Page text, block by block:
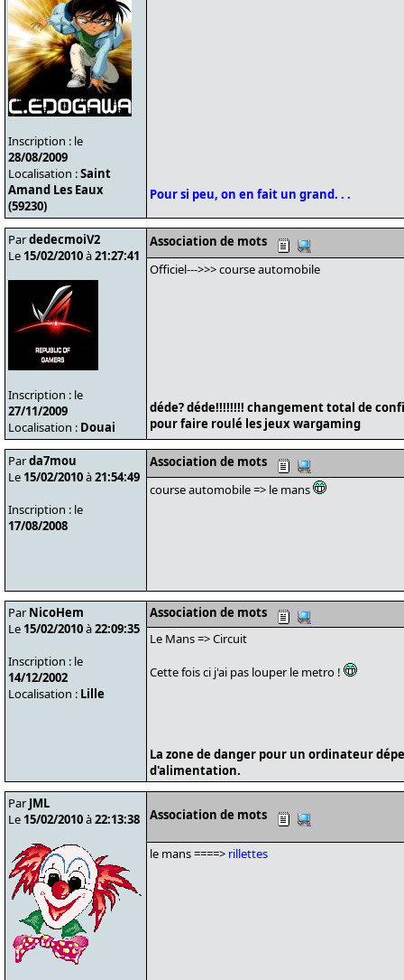
Inscription : le
28/08/2009
Localisation :Saint
Amand Les Eaux
(59230)
Pour si peu, on en fait un grand. . .
PardedecmoiV2
Le 15/02/2010à21:27:41
Inscription : le
27/11/2009
Localisation : Douai
Association de mots
Officiel--->>> course automobile
déde? déde!!!!!!!! changement total de
pour faire roulé les jeux wargaming
Parda7mou
Le 15/02/2010à21:54:49
Inscription : le
17/08/2008
Association de mots
course automobile => le mans
Par NicoHem
Le 15/02/2010à22:09:35
Inscription : le
14/12/2002
Localisation : Lille
Association de mots
Le Mans => Circuit
Cette fois ci j'ai pas louper le metro !
La zone de danger pour un ordinateur
d'alimentation.
Par JML
Le 15/02/2010à22:13:38 Association de mots
le mans ====> rillettes